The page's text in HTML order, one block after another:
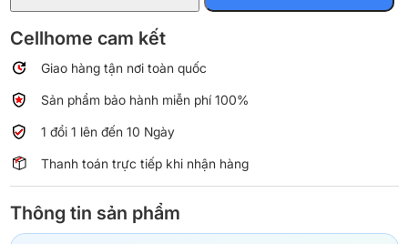
số
Cellhome cam kết
Giao hàng tận nơi toàn quốc
Sản phẩm bảo hành miễn phí 100%
1 đổi 1 lên đến 10 Ngày
Thanh toán trực tiếp khi nhận hàng
Thông tin sản phẩm